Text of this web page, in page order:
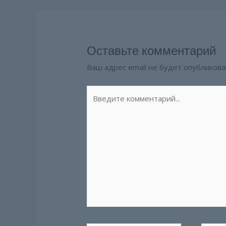
Оставьте комментарий
Ваш адрес email не будет
комментарий...